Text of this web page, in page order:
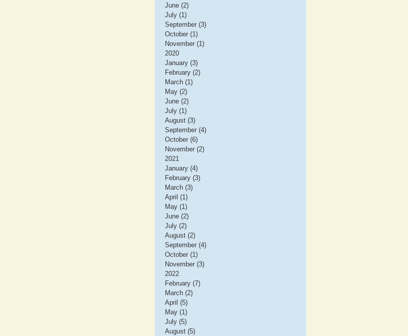
June (2)
July (1)
September (3)
October (1)
November (1)
2020
January (3)
February (2)
March (1)
May (2)
June (2)
July (1)
August (3)
September (4)
October (6)
November (2)
2021
January (4)
February (3)
March (3)
April (1)
May (1)
June (2)
July (2)
August (2)
September (4)
October (1)
November (3)
2022
February (7)
March (2)
April (5)
May (1)
July (5)
August (5)